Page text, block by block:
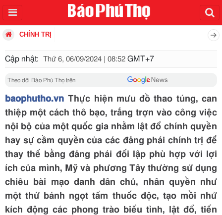
CHÍNH TRỊ
Cập nhật: Thứ 6, 06/09/2024 | 08:52 GMT+7
Theo dõi Báo Phú Thọ trên
baophutho.vn Thực hiện mưu đồ thao túng, can
thiệp một cách thô bạo, trắng trợn vào công việc
nội bộ của một quốc gia nhằm lật đổ chính quyền
hay sự cầm quyền của các đảng phái chính trị để
thay thế bằng đảng phái đối lập phù hợp với lợi
ích của mình, Mỹ và phương Tây thường sử dụng
chiêu bài mạo danh dân chủ, nhân quyền như
một thứ bánh ngọt tẩm thuốc độc, tạo mồi nhử
kích động các phong trào biểu tình, lật đổ, tiến